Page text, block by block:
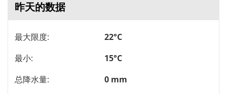
昨天的数据
最大限度:
22°C
最小:
15°C
总降水量:
0 mm